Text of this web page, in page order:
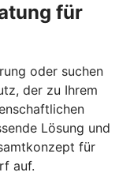
für
oder suchen
der zu Ihrem
Lösung und
für
auf.